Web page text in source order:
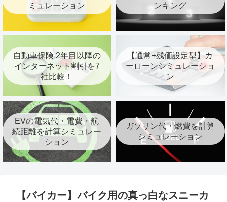
ミュレーション
ンキング
自動車保険 2年目以降の
インターネット割引を7
社比較！
【通常+残価設定型】カ
ーローンシミュレーショ
ン
EVの電気代・電費・航
続距離を計算シミュレー
ション
ガソリン代・燃費を計算
シミュレーション
【バイカー】バイク用の真っ白なスニーカ